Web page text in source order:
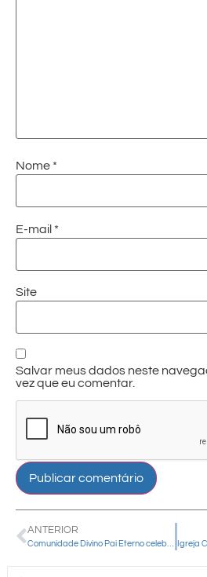
Nome *
E-mail *
Site
Salvar meus dados neste
vez que eu comentar.
ANTERIOR
Comunidade Divino Pai Eterno celebra festa do padroeiro de 2 a 5 de julho em Guarapuava